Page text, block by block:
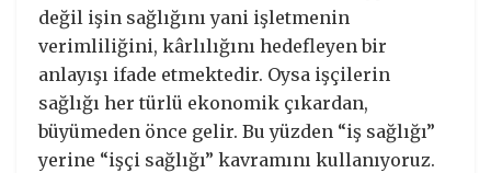
değil işin sağlığını yani işletmenin
verimliliğini, kârlılığını hedefleyen bir
anlayışı ifade etmektedir. Oysa işçilerin
sağlığı her türlü ekonomik çıkardan,
büyümeden önce gelir. Bu yüzden “iş sağlığı”
yerine “işçi sağlığı” kavramını kullanıyoruz.